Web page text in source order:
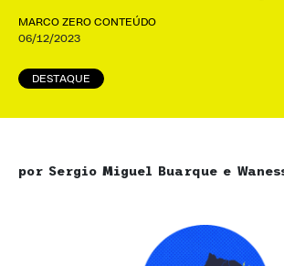
MARCO ZERO CONTEÚDO
06/12/2023
DESTAQUE
por Sergio Miguel Buarque e